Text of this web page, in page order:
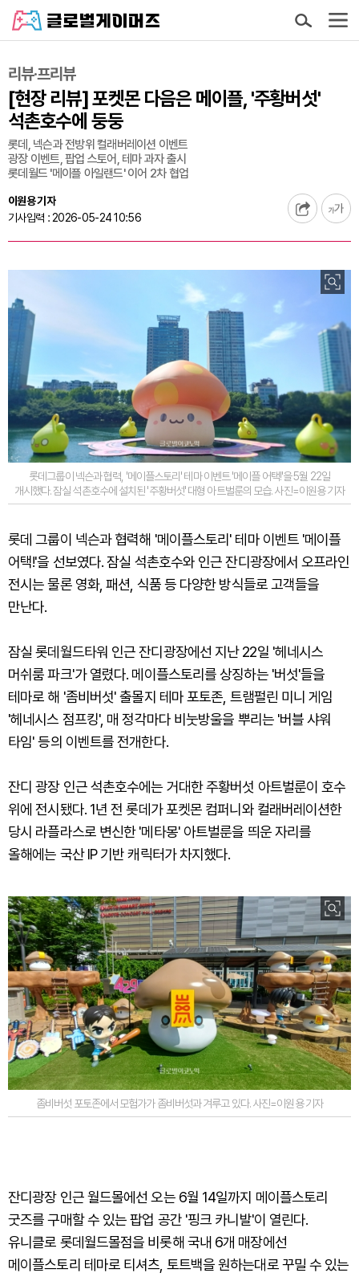
리뷰·프리뷰
[현장 리뷰] 포켓몬 다음은 메이플, '주황버섯'
석촌호수에 둥둥
롯데, 넥슨과 전방위 컬래버레이션 이벤트
광장 이벤트, 팝업 스토어, 테마 과자 출시
롯데월드 '메이플 아일랜드' 이어 2차 협업
이원용 기자
기사입력 : 2026-05-24 10:56
롯데그룹이 넥슨과 협력, '메이플스토리' 테마 이벤트 '메이플 어택!'을 5월 22일
개시했다. 잠실 석촌호수에 설치된 '주황버섯' 대형 아트벌룬의 모습. 사진=이원용 기자
롯데 그룹이 넥슨과 협력해 '메이플스토리' 테마 이벤트 '메이플
어택!'을 선보였다. 잠실 석촌호수와 인근 잔디광장에서 오프라인
전시는 물론 영화, 패션, 식품 등 다양한 방식들로 고객들을
만난다.
잠실 롯데월드타워 인근 잔디광장에선 지난 22일 '헤네시스
머쉬룸 파크'가 열렸다. 메이플스토리를 상징하는 '버섯'들을
테마로 해 '좀비버섯' 출몰지 테마 포토존, 트램펄린 미니 게임
'헤네시스 점프킹', 매 정각마다 비눗방울을 뿌리는 '버블 샤워
타임' 등의 이벤트를 전개한다.
잔디 광장 인근 석촌호수에는 거대한 주황버섯 아트벌룬이 호수
위에 전시됐다. 1년 전 롯데가 포켓몬 컴퍼니와 컬래버레이션한
당시 라플라스로 변신한 '메타몽' 아트벌룬을 띄운 자리를
올해에는 국산 IP 기반 캐릭터가 차지했다.
좀비버섯 포토존에서 모험가가 좀비버섯과 겨루고 있다. 사진=이원용 기자
잔디광장 인근 월드몰에선 오는 6월 14일까지 메이플스토리
굿즈를 구매할 수 있는 팝업 공간 '핑크 카니발'이 열린다.
유니클로 롯데월드몰점을 비롯해 국내 6개 매장에선
메이플스토리 테마로 티셔츠, 토트백을 원하는대로 꾸밀 수 있는